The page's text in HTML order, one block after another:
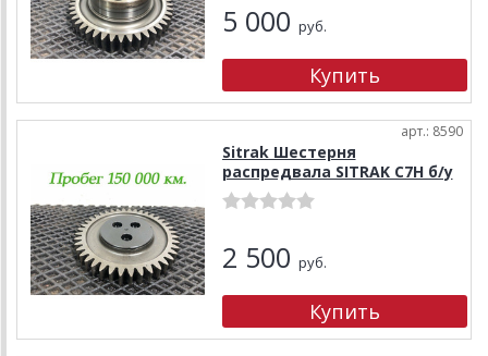
5 000 руб.
арт.: 8590
Sitrak Шестерня
распредвала SITRAK C7H б/у
2 500 руб.